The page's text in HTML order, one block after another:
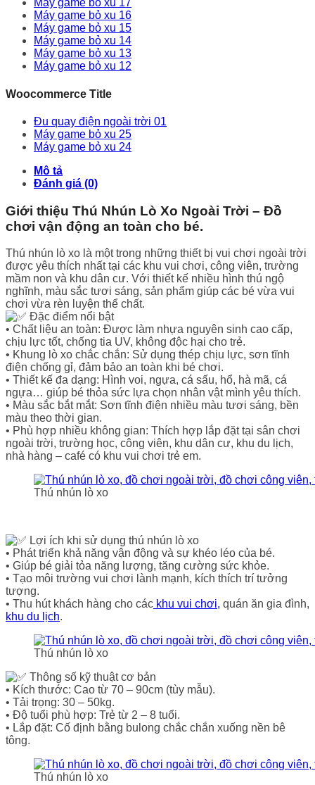
Máy game bỏ xu 17
Máy game bỏ xu 16
Máy game bỏ xu 15
Máy game bỏ xu 14
Máy game bỏ xu 13
Máy game bỏ xu 12
Woocommerce Title
Đu quay điện ngoài trời 01
Máy game bỏ xu 25
Máy game bỏ xu 24
Mô tả
Đánh giá (0)
Giới thiệu Thú Nhún Lò Xo Ngoài Trời – Đồ
chơi vận động an toàn cho bé.
Thú nhún lò xo là một trong những thiết bị vui chơi ngoài trời
được yêu thích nhất tại các khu vui chơi, công viên, trường
mầm non và khu dân cư. Với thiết kế nhiều hình thú ngộ
nghĩnh, màu sắc tươi sáng, sản phẩm giúp các bé vừa vui
chơi vừa rèn luyện thể chất.
Đặc điểm nổi bật
• Chất liệu an toàn: Được làm nhựa nguyên sinh cao cấp,
chịu lực tốt, chống tia UV, không độc hại cho trẻ.
• Khung lò xo chắc chắn: Sử dụng thép chịu lực, sơn tĩnh
điện chống gỉ, đảm bảo an toàn khi bé chơi.
• Thiết kế đa dạng: Hình voi, ngựa, cá sấu, hổ, hà mã, cá
ngựa… giúp bé thỏa sức lựa chọn nhân vật mình yêu thích.
• Màu sắc bắt mắt: Sơn tĩnh điện nhiều màu tươi sáng, bền
màu theo thời gian.
• Phù hợp nhiều không gian: Thích hợp lắp đặt tại sân chơi
ngoài trời, trường học, công viên, khu dân cư, khu du lịch,
nhà hàng – café có khu vui chơi trẻ em.
Thú nhún lò xo
Lợi ích khi sử dụng thú nhún lò xo
• Phát triển khả năng vận động và sự khéo léo của bé.
• Giúp bé giải tỏa năng lượng, tăng cường sức khỏe.
• Tạo môi trường vui chơi lành mạnh, kích thích trí tưởng
tượng.
• Thu hút khách hàng cho các khu vui chơi, quán ăn gia đình,
khu du lịch.
Thú nhún lò xo
Thông số kỹ thuật cơ bản
• Kích thước: Cao từ 70 – 90cm (tùy mẫu).
• Tải trọng: 30 – 50kg.
• Độ tuổi phù hợp: Trẻ từ 2 – 8 tuổi.
• Lắp đặt: Cố định bằng bulong chắc chắn xuống nền bê
tông.
Thú nhún lò xo